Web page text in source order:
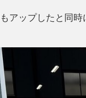
アップしたと同